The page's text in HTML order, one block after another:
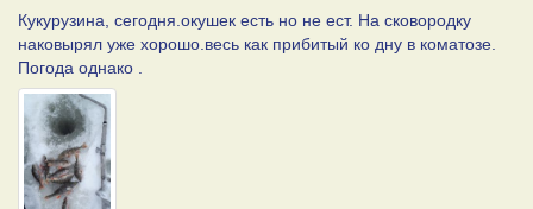
Кукурузина, сегодня.окушек есть но не ест. На сковородку
наковырял уже хорошо.весь как прибитый ко дну в коматозе.
Погода однако .